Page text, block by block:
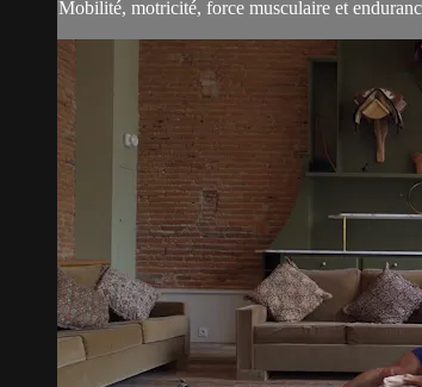
Mobilité, motricité, force musculaire et